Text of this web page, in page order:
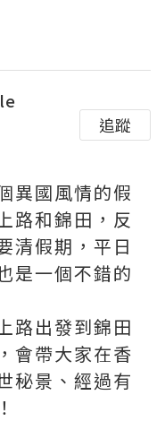
追蹤
異國風情的假
路和錦田，反
清假期，平日
是一個不錯的
路出發到錦田
會帶大家在香
秘景、經過有